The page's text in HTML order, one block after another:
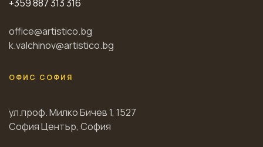
+359 887 313 316
office@artistico.bg
k.valchinov@artistico.bg
ОФИС СОФИЯ
ул.проф. Милко Бичев 1, 1527
София Център, София